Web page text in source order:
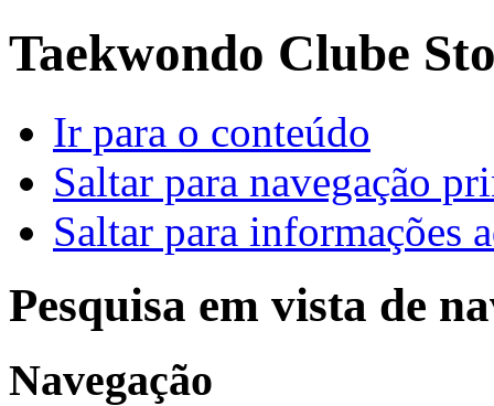
Taekwondo Clube
Ir para o conteúdo
Saltar para navegação
Saltar para informações
Pesquisa em vista de
Navegação